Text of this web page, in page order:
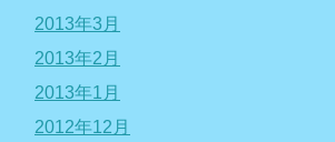
2013年3月
2013年2月
2013年1月
2012年12月